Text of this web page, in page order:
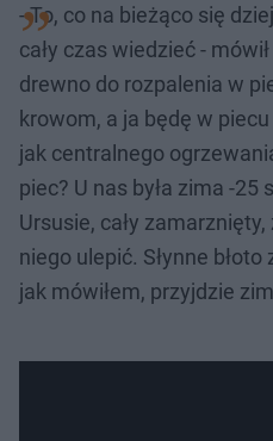
- To, co na bieżąco się
cały czas wiedzieć -
drewno do rozpalenia w
krowom, a ja będę w
jak centralnego
piec? U nas była zima -25
Ursusie, cały
niego ulepić. Słynne
jak mówiłem, przyjdzie